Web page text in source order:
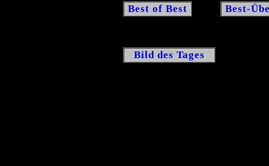
Best of Best Best-
Bild des Tages